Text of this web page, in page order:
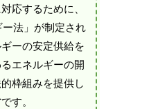
応するために、
法」が制定され
ーの安定供給を
エネルギーの開
枠組みを提供し
す。